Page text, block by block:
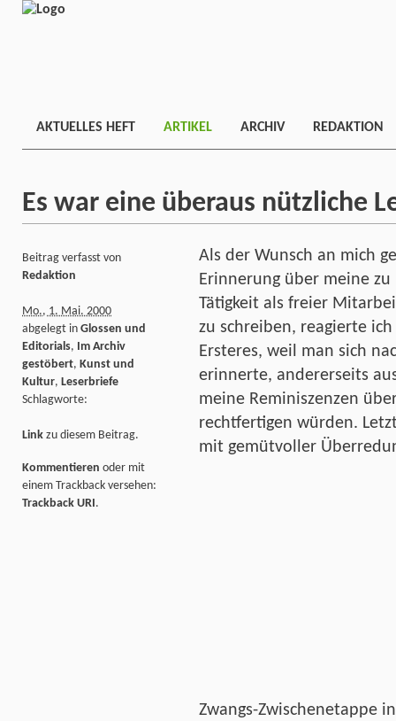
AKTUELLES HEFT ARTIKEL ARCHIV REDAKTION
Es war eine überaus nützliche
Als der Wunsch an mich
Erinnerung über meine
Tätigkeit als freier
zu schreiben, reagierte
Ersteres, weil man sich
erinnerte, andererseits
meine Reminiszenzen
rechtfertigen würden.
mit gemütvoller
Zwangs-Zwischenetappe
Beitrag verfasst von
Redaktion
Mo., 1. Mai. 2000
abgelegt in Glossen und
Editorials, Im Archiv
gestöbert, Kunst und
Kultur, Leserbriefe
Schlagworte:
Link zu diesem Beitrag.
Kommentieren oder mit
einem Trackback versehen:
Trackback URI.